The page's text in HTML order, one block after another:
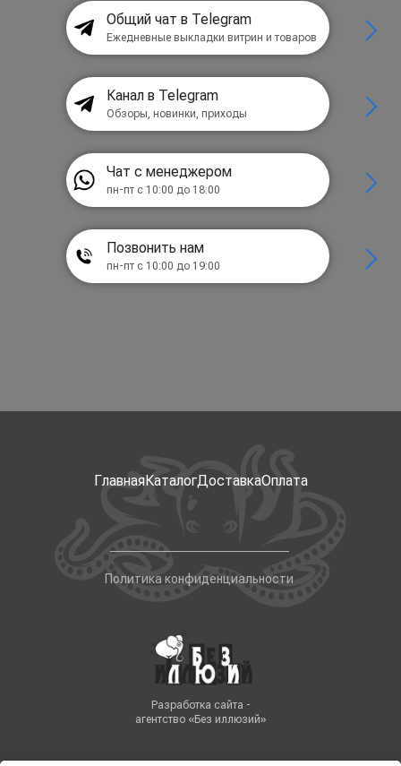
Общий чат в Telegram
Ежедневные выкладки витрин и товаров
Канал в Telegram
Обзоры, новинки, приходы
Чат с менеджером
пн-пт с 10:00 до 18:00
Позвонить нам
пн-пт с 10:00 до 19:00
ГлавнаяКаталогДоставкаОплата
Политика конфиденциальности
Разработка сайта -
агентство «Без иллюзий»